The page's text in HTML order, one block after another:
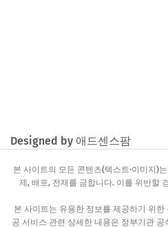
Designed by 애드센스팜
본 사이트의 모든 콘텐츠(텍스트·이미지)
제, 배포, 전재를 금합니다. 이를 위반할
본 사이트는 유용한 정보를 제공하기 위
공 서비스 관련 상세한 내용은 정부기관